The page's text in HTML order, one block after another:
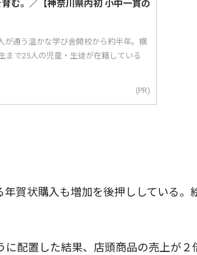
む。／【神奈川県内初 小中一貫の
が通う温かな学び舎開校から約半年。横
まで25人の児童・生徒が在籍している
(PR)
賀状購入も増加を後押ししている。
配置した結果、店頭商品の売上が２